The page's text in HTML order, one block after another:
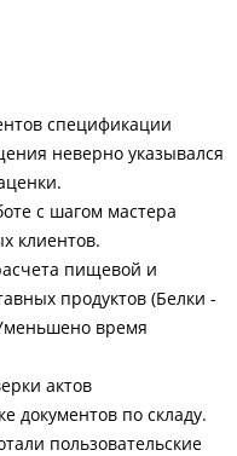
спецификации
неверно указывался
с шагом мастера
клиентов.
пищевой и
продуктов (Белки -
время
актов
документов по складу.
пользовательские